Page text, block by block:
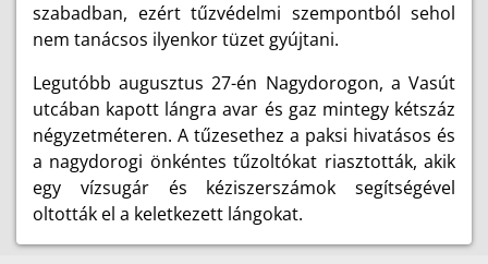
szabadban, ezért tűzvédelmi szempontból sehol
nem tanácsos ilyenkor tüzet gyújtani.
Legutóbb augusztus 27-én Nagydorogon, a Vasút
utcában kapott lángra avar és gaz mintegy kétszáz
négyzetméteren. A tűzesethez a paksi hivatásos és
a nagydorogi önkéntes tűzoltókat riasztották, akik
egy vízsugár és kéziszerszámok segítségével
oltották el a keletkezett lángokat.